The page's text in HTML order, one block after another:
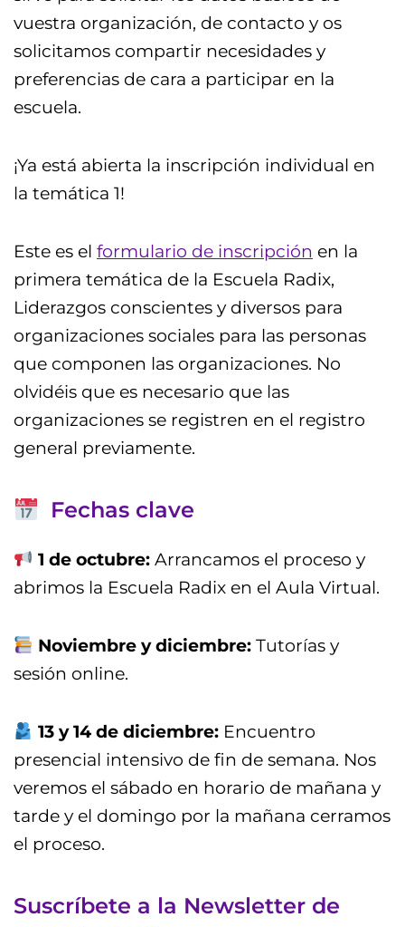
vuestra organización, de contacto y os
solicitamos compartir necesidades y
preferencias de cara a participar en la
escuela.
¡Ya está abierta la inscripción individual en
la temática 1!
Este es el formulario de inscripción en la
primera temática de la Escuela Radix,
Liderazgos conscientes y diversos para
organizaciones sociales para las personas
que componen las organizaciones. No
olvidéis que es necesario que las
organizaciones se registren en el registro
general previamente.
Fechas clave
1 de octubre:Arrancamos el proceso y
abrimos la Escuela Radix en el Aula Virtual.
Noviembre y diciembre:Tutorías y
sesión online.
13 y 14 de diciembre:Encuentro
presencial intensivo de fin de semana. Nos
veremos el sábado en horario de mañana y
tarde y el domingo por la mañana cerramos
el proceso.
Suscríbete a la Newsletter de